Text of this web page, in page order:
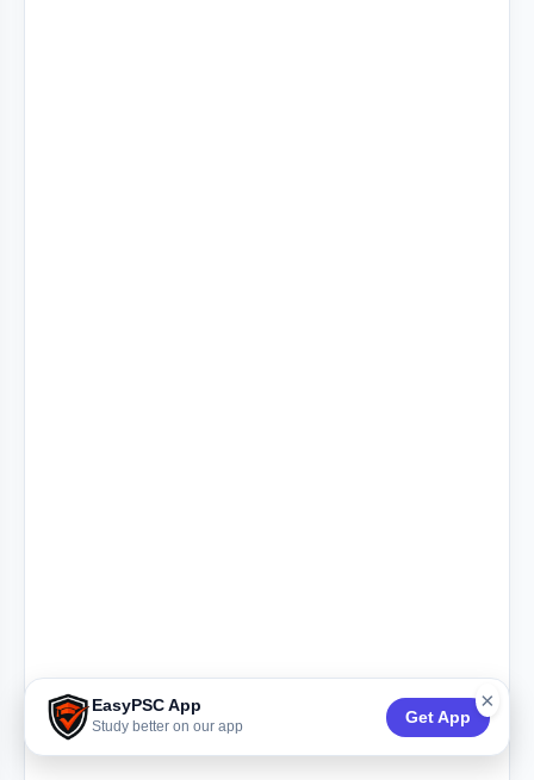
EasyPSC App
Study better on our app
Get App
×